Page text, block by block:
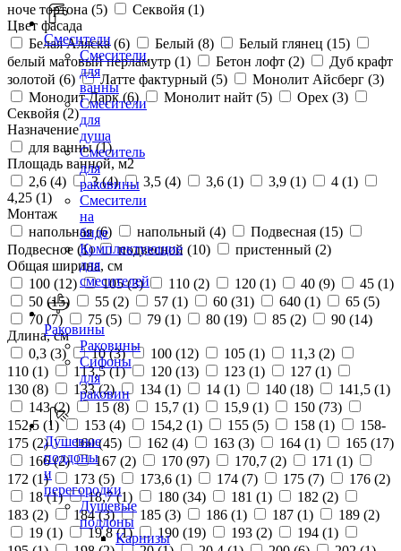
Смесители
Смесители
для
ванны
Смесители
для
душа
Смеситель
для
раковины
Смесители
на
биде
Комплектующие
для
смесителей
Раковины
Раковины
Сифоны
для
раковин
Душевые
поддоны
и
перегородки
Душевые
поддоны
Карнизы
ноче тортона (5) Секвойя (1)
Цвет фасада
Белая Аляска (6) Белый (8) Белый глянец (15)
белый матовый перламутр (1) Бетон лофт (2)
Дуб крафт
золотой (6) Латте фактурный (5) Монолит Айсберг (3)
Монолит Дарк (6) Монолит найт (5) Орех (3)
Секвойя (2)
Назначение
для ванны (1)
Площадь ванной, м2
2,6 (4) 3 (4) 3,5 (4) 3,6 (1) 3,9 (1) 4 (1)
4,25 (1)
Монтаж
напольная (6) напольный (4) Подвесная (15)
Подвесное (1) подвесной (10) пристенный (2)
Общая ширина, см
100 (12) 105 (3) 110 (2) 120 (1) 40 (9) 45 (1)
50 (15) 55 (2) 57 (1) 60 (31) 640 (1) 65 (5)
70 (7) 75 (5) 79 (1) 80 (19) 85 (2) 90 (14)
Длина, см
0,3 (3) 10 (3) 100 (12) 105 (1) 11,3 (2)
110 (1) 113,5 (1) 120 (13) 123 (1) 127 (1)
130 (8) 133 (2) 134 (1) 14 (1) 140 (18) 141,5 (1)
143 (2) 15 (8) 15,7 (1) 15,9 (1) 150 (73)
152,5 (1) 153 (4) 154,2 (1) 155 (5) 158 (1)
158-
175 (2) 160 (45) 162 (4) 163 (3) 164 (1) 165 (17)
166 (2) 167 (2) 170 (97) 170,7 (2) 171 (1)
172 (1) 173 (5) 173,6 (1) 174 (7) 175 (7) 176 (2)
18 (1) 18,7 (1) 180 (34) 181 (1) 182 (2)
183 (2) 184 (3) 185 (3) 186 (1) 187 (1) 189 (2)
19 (1) 19,8 (1) 190 (19) 193 (2) 194 (1)